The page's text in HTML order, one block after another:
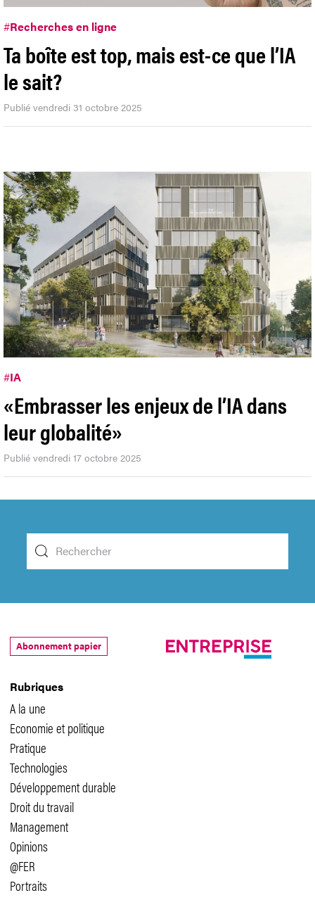
#Recherches en ligne
Ta boîte est top, mais est-ce que l’IA
le sait?
Publié vendredi 31 octobre 2025
#IA
«Embrasser les enjeux de l’IA dans
leur globalité»
Publié vendredi 17 octobre 2025
Rubriques
A la une
Economie et politique
Pratique
Technologies
Développement durable
Droit du travail
Management
Opinions
@FER
Portraits
Abonnement papier